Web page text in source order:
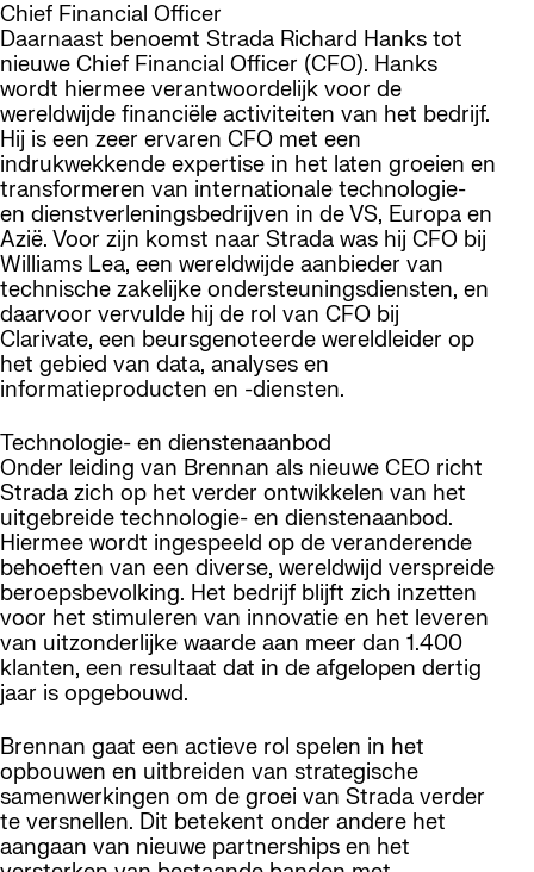
Chief Financial Officer
Daarnaast benoemt Strada Richard Hanks tot
nieuwe Chief Financial Officer (CFO). Hanks
wordt hiermee verantwoordelijk voor de
wereldwijde financiële activiteiten van het bedrijf.
Hij is een zeer ervaren CFO met een
indrukwekkende expertise in het laten groeien en
transformeren van internationale technologie-
en dienstverleningsbedrijven in de VS, Europa en
Azië. Voor zijn komst naar Strada was hij CFO bij
Williams Lea, een wereldwijde aanbieder van
technische zakelijke ondersteuningsdiensten, en
daarvoor vervulde hij de rol van CFO bij
Clarivate, een beursgenoteerde wereldleider op
het gebied van data, analyses en
informatieproducten en -diensten.
Technologie- en dienstenaanbod
Onder leiding van Brennan als nieuwe CEO richt
Strada zich op het verder ontwikkelen van het
uitgebreide technologie- en dienstenaanbod.
Hiermee wordt ingespeeld op de veranderende
behoeften van een diverse, wereldwijd verspreide
beroepsbevolking. Het bedrijf blijft zich inzetten
voor het stimuleren van innovatie en het leveren
van uitzonderlijke waarde aan meer dan 1.400
klanten, een resultaat dat in de afgelopen dertig
jaar is opgebouwd.
Brennan gaat een actieve rol spelen in het
opbouwen en uitbreiden van strategische
samenwerkingen om de groei van Strada verder
te versnellen. Dit betekent onder andere het
aangaan van nieuwe partnerships en het